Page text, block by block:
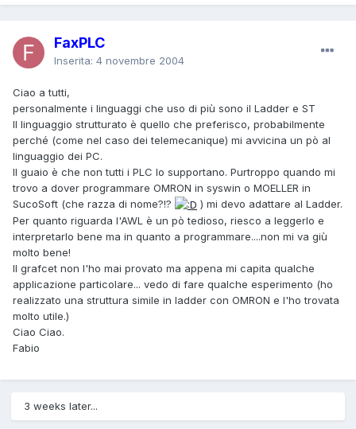
FaxPLC
Inserita: 4 novembre 2004
Ciao a tutti,
personalmente i linguaggi che uso di più sono il Ladder e ST
Il linguaggio strutturato è quello che preferisco, probabilmente
perché (come nel caso dei telemecanique) mi avvicina un pò al
linguaggio dei PC.
Il guaio è che non tutti i PLC lo supportano. Purtroppo quando mi
trovo a dover programmare OMRON in syswin o MOELLER in
SucoSoft (che razza di nome?!?
) mi devo adattare al Ladder.
Per quanto riguarda l'AWL è un pò tedioso, riesco a leggerlo e
interpretarlo bene ma in quanto a programmare....non mi va giù
molto bene!
Il grafcet non l'ho mai provato ma appena mi capita qualche
applicazione particolare... vedo di fare qualche esperimento (ho
realizzato una struttura simile in ladder con OMRON e l'ho trovata
molto utile.)
Ciao Ciao.
Fabio
3 weeks later...